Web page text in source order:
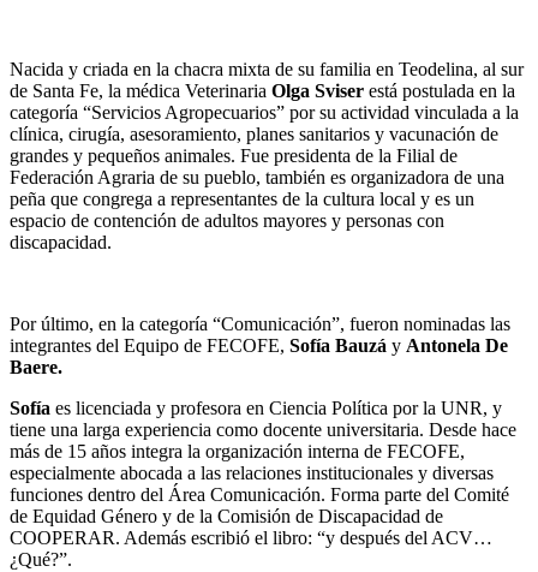
Nacida y criada en la chacra mixta de su familia en Teodelina, al sur
de Santa Fe, la médica Veterinaria Olga Sviser está postulada en la
categoría “Servicios Agropecuarios” por su actividad vinculada a la
clínica, cirugía, asesoramiento, planes sanitarios y vacunación de
grandes y pequeños animales. Fue presidenta de la Filial de
Federación Agraria de su pueblo, también es organizadora de una
peña que congrega a representantes de la cultura local y es un
espacio de contención de adultos mayores y personas con
discapacidad.
Por último, en la categoría “Comunicación”, fueron nominadas las
integrantes del Equipo de FECOFE, Sofía Bauzá y Antonela De
Baere.
Sofía es licenciada y profesora en Ciencia Política por la UNR, y
tiene una larga experiencia como docente universitaria. Desde hace
más de 15 años integra la organización interna de FECOFE,
especialmente abocada a las relaciones institucionales y diversas
funciones dentro del Área Comunicación. Forma parte del Comité
de Equidad Género y de la Comisión de Discapacidad de
COOPERAR. Además escribió el libro: “y después del ACV…
¿Qué?”.